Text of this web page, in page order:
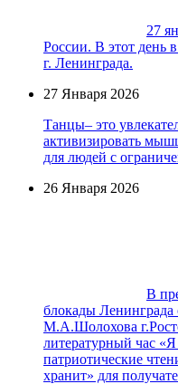
27
России. В этот день
г. Ленинграда.
27 Января 2026
Танцы– это
активизировать
для людей с
26 Января 2026
В
блокады
М.А.Шолохова
литературный час
патриотические
хранит» для